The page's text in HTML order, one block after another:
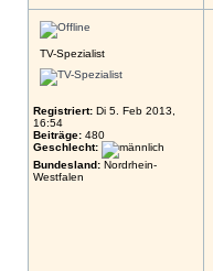
TV-Spezialist
Registriert: Di 5. Feb 2013,
16:54
Beiträge: 480
Geschlecht:
Bundesland: Nordrhein-
Westfalen